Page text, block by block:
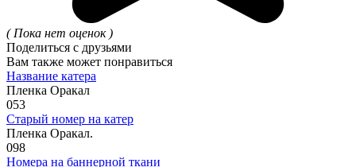
( Пока нет оценок )
Поделиться с друзьями
Вам также может понравиться
Название катера
Пленка Оракал
053
Старый номер на катер
Пленка Оракал.
098
Номера на баннерной ткани